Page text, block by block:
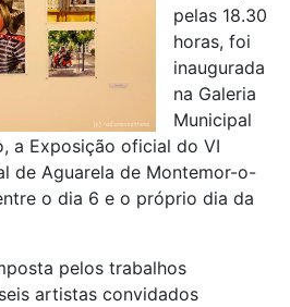
pelas 18.30
horas, foi
inaugurada
na Galeria
Municipal
a Exposição oficial do VI
de Aguarela de Montemor-o-
o dia 6 e o próprio dia da
pelos trabalhos
artistas convidados